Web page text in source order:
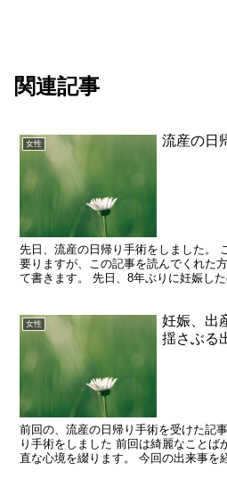
関連記事
女性 流産の日
先日、流産の日帰り手術をしました。
要りますが、この記事を読んでくれた
て書きます。 先日、8年ぶりに妊娠し
女性
妊娠、出
揺さぶる
前回の、流産の日帰り手術を受けた記
り手術をしました 前回は綺麗なことば
直な心境を綴ります。 今回の出来事を